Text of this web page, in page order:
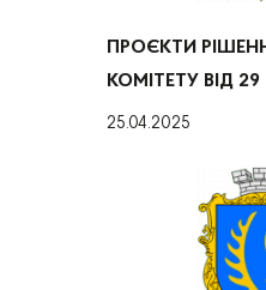
ПРОЄКТИ
КОМІТЕТУ ВІД 29
25.04.2025